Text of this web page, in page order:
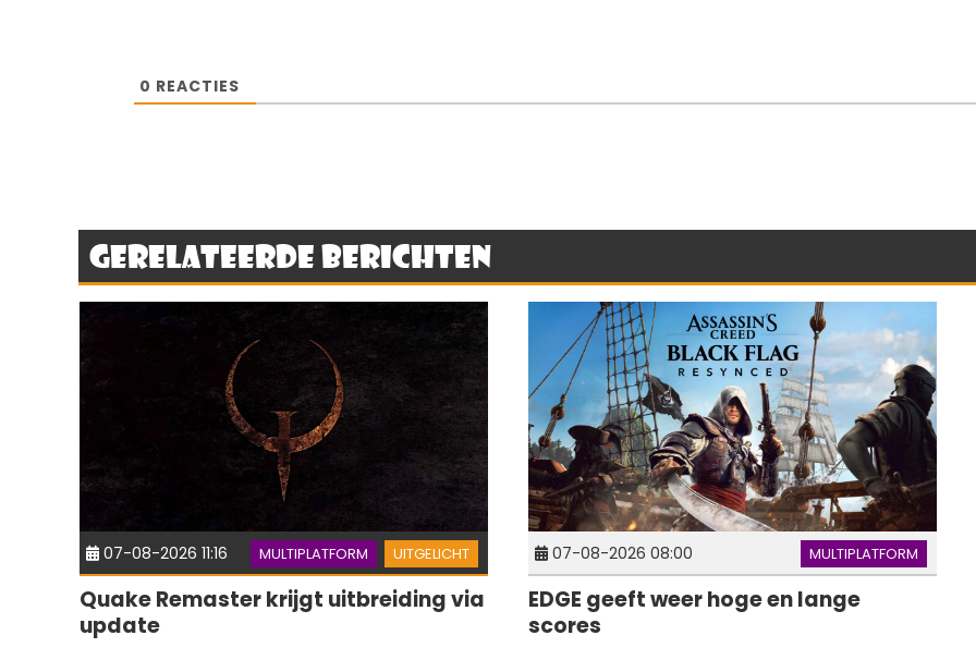
0 REACTIES
Gerelateerde berichten
07-08-2026 11:16 MULTIPLATFORM UITGELICHT
Quake Remaster krijgt uitbreiding via
update
07-08-2026 08:00 MULTIPLATFORM
EDGE geeft weer hoge en lange
scores